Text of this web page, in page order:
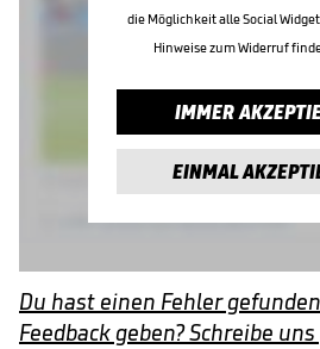
die Möglichkeit alle Social
Hinweise zum Widerruf
IMMER
EINMAL
Du hast einen Fehler
Feedback geben? Schreibe